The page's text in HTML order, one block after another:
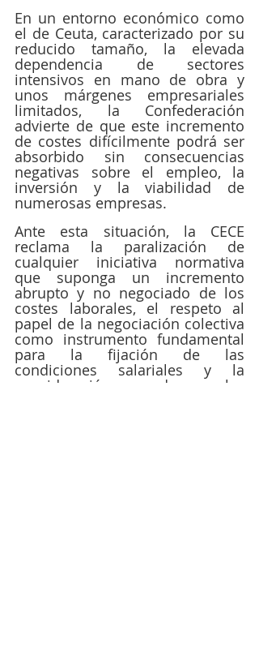
En un entorno económico como
el de Ceuta, caracterizado por su
reducido tamaño, la elevada
dependencia de sectores
intensivos en mano de obra y
unos márgenes empresariales
limitados, la Confederación
advierte de que este incremento
de costes difícilmente podrá ser
absorbido sin consecuencias
negativas sobre el empleo, la
inversión y la viabilidad de
numerosas empresas.
Ante esta situación, la CECE
reclama la paralización de
cualquier iniciativa normativa
que suponga un incremento
abrupto y no negociado de los
costes laborales, el respeto al
papel de la negociación colectiva
como instrumento fundamental
para la fijación de las
condiciones salariales y la
consideración de las